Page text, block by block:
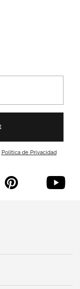
Política de Privacidad
p y